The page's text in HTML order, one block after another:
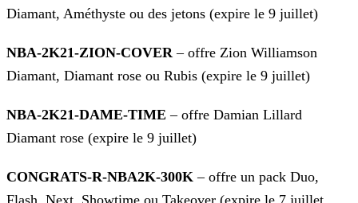
Diamant, Améthyste ou des jetons (expire le 9 juillet)
NBA-2K21-ZION-COVER– offre Zion Williamson
Diamant, Diamant rose ou Rubis (expire le 9 juillet)
NBA-2K21-DAME-TIME – offre Damian Lillard
Diamant rose (expire le 9 juillet)
CONGRATS-R-NBA2K-300K – offre un pack Duo,